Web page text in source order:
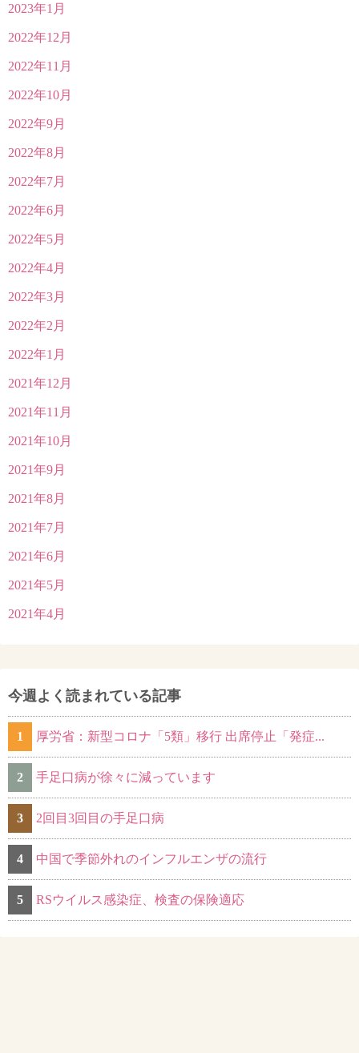
2023年1月
2022年12月
2022年11月
2022年10月
2022年9月
2022年8月
2022年7月
2022年6月
2022年5月
2022年4月
2022年3月
2022年2月
2022年1月
2021年12月
2021年11月
2021年10月
2021年9月
2021年8月
2021年7月
2021年6月
2021年5月
2021年4月
今週よく読まれている記事
1 厚労省：新型コロナ「5類」移行 出席停止「発症...
2 手足口病が徐々に減っています
3 2回目3回目の手足口病
4 中国で季節外れのインフルエンザの流行
5 RSウイルス感染症、検査の保険適応